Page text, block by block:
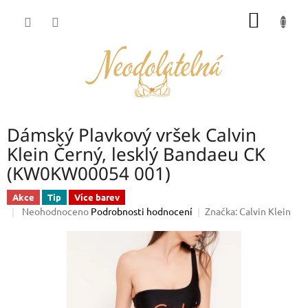
Dámský Plavkový vršek Calvin
Klein Černý, lesklý Bandaeu CK
(KW0KW00054 001)
Akce Tip Více barev
Průměrné
Neohodnoceno Podrobnosti hodnocení Značka: Calvin Klein